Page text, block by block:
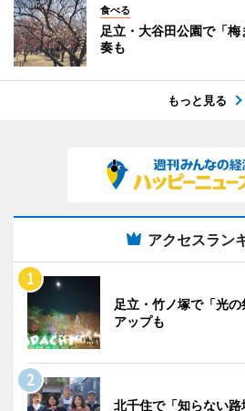
食べる
足立・大谷田公園で「
奏も
もっと見る
アクセスラン
足立・竹ノ塚で「光
アップも
北千住で「知らない